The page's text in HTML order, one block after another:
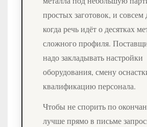
простых заготовок, и
когда речь идёт о десятках
сложного профиля.
надо закладывать настройки
оборудования, смену
квалификацию персонала.
Чтобы не спорить по
лучше прямо в письме